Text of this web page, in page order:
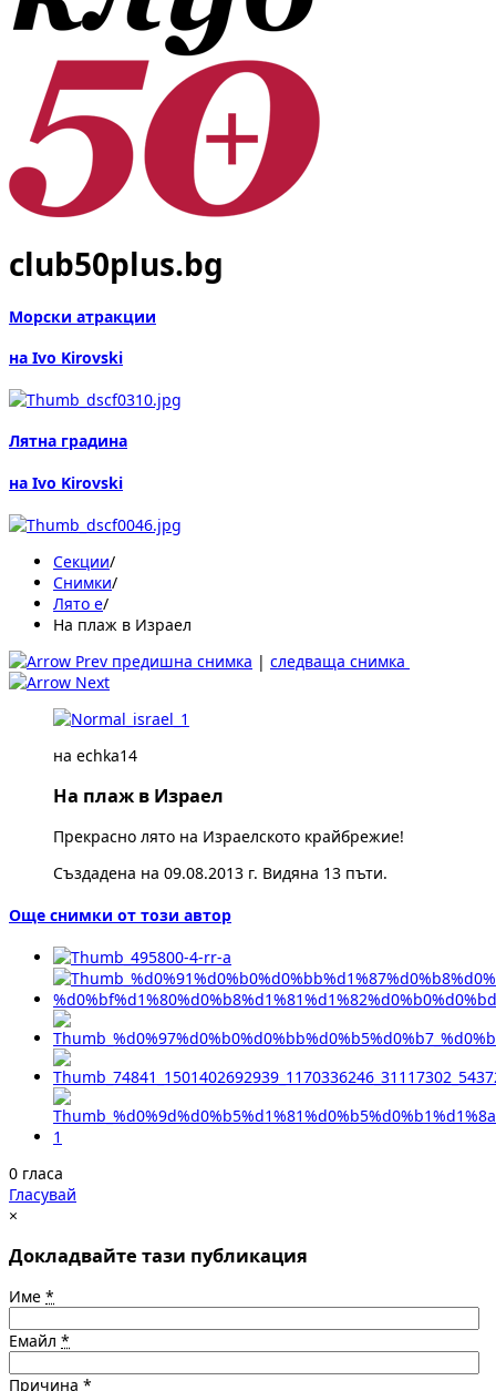
club50plus.bg
Морски атракции
на Ivo Kirovski
Лятна градина
на Ivo Kirovski
Секции/
Снимки/
Лято е/
На плаж в Израел
предишна снимка | следваща снимка
на echka14
На плаж в Израел
Прекрасно лято на Израелското крайбрежие!
Създадена на 09.08.2013 г. Видяна 13 пъти.
Още снимки от този автор
0 гласа
Гласувай
×
Докладвайте тази публикация
Име *
Емайл *
Причина *